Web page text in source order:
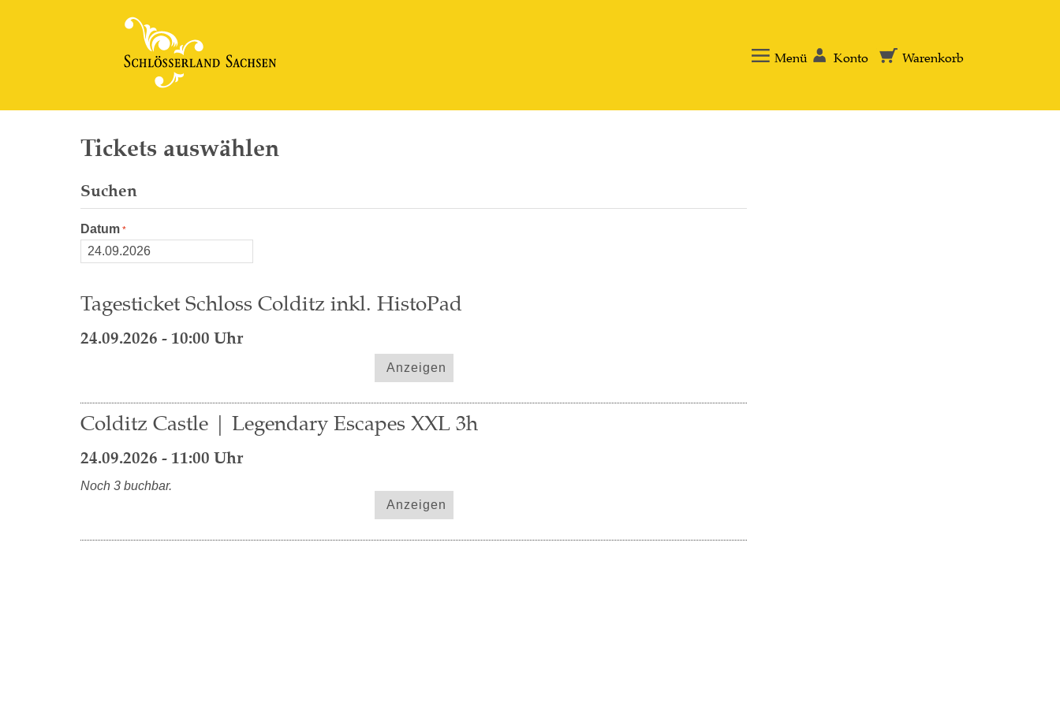
Menü Konto Warenkorb
Tickets auswählen
Suchen
Datum
Tagesticket Schloss Colditz inkl. HistoPad
24.09.2026 - 10:00 Uhr
Anzeigen
Colditz Castle | Legendary Escapes XXL 3h
24.09.2026 - 11:00 Uhr
Noch 3 buchbar.
Anzeigen